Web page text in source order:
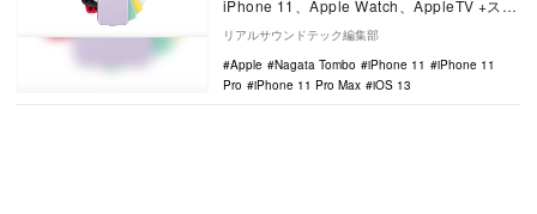
iPhone 11、Apple Watch、AppleTV +スト
リーミングサービス等…
リアルサウンドテック編集部
Apple
Nagata Tombo iPhone 11
iPhone 11
Pro
iPhone 11 Pro Max iOS 13